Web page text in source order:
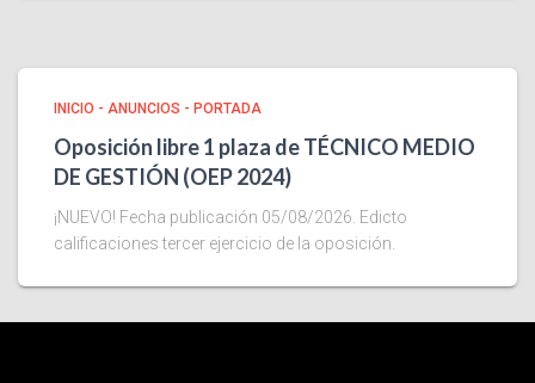
INICIO - ANUNCIOS - PORTADA
Oposición libre 1 plaza de TÉCNICO MEDIO
DE GESTIÓN (OEP 2024)
¡NUEVO! Fecha publicación 05/08/2026. Edicto
calificaciones tercer ejercicio de la oposición.